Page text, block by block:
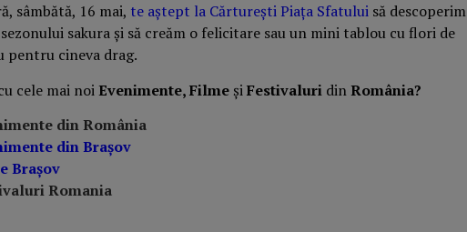
sâmbătă, 16 mai, te aștept la Cărturești Piața Sfatului să descoperim
sakura și să creăm o felicitare sau un mini tablou cu flori de
pentru cineva drag.
cele mai noiEvenimente, Filme șiFestivaluri dinRomânia?
din România
din Braşov
Brașov
Romania